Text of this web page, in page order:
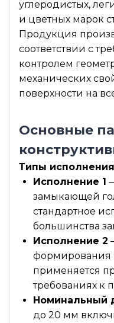
углеродистых,
и цветных марок
Продукция
соответствии с
контролем
механических
поверхности на
Основные
Типы
Исполнение 1
замыкающей
стандартное
большинства
Исполнение 2
формирования
применяется
требованиях к
Номинальный
до 20 мм